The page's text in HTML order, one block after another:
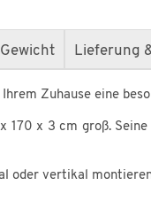
Lieferung
Zuhause eine
170 x 3 cm groß.
oder vertikal